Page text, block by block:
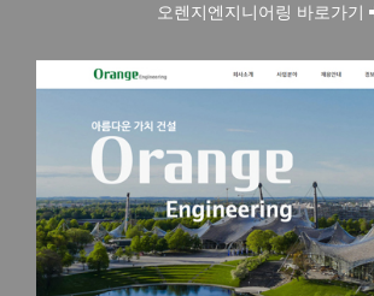
오렌지엔지니어링 바로가기